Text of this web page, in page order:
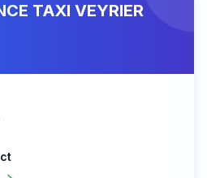
TAXI VEYRIER